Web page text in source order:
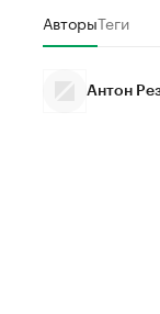
АвторыТеги
Антон